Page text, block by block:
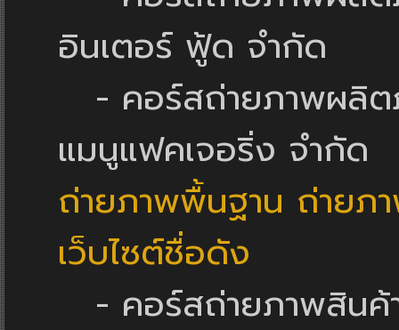
อินเตอร์ ฟู้ด จำกัด
- คอร์สถ่ายภาพผลิ
แมนูแฟคเจอริ่ง จำกัด
ถ่ายภาพพื้นฐาน ถ่ายภ
เว็บไซต์ชื่อดัง
- คอร์สถ่ายภาพสินค้